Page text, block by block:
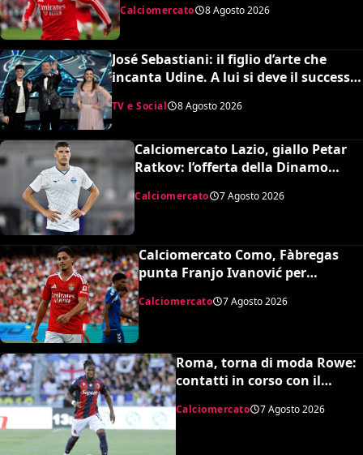
giocatore”
Calciomercato 8 Agosto 2026
José Sebastiani: il figlio d’arte che
incanta Udine. A lui si deve il successo
del Festival di Sanremo, ora sogna il
debutto in Serie A
TV e Social 8 Agosto 2026
Calciomercato Lazio, giallo Petar
Ratkov: l’offerta della Dinamo
Calciomercato 7 Agosto 2026
Calciomercato Como, Fàbregas
punta Franjo Ivanović per
l’attacco: il punto sulla trattativa
Calciomercato 7 Agosto 2026
Roma, torna di moda Rowe:
contatti in corso con il
Bologna
Calciomercato 7 Agosto 2026